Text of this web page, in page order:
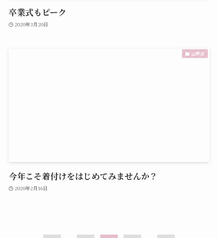
卒業式もピーク
2020年3月20日
山野流
今年こそ着付けをはじめてみませんか？
2020年2月16日